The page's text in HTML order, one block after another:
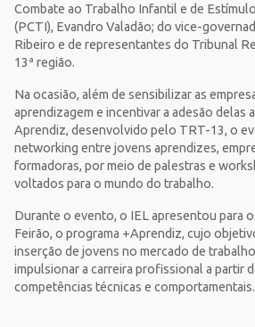
Combate ao Trabalho Infantil e de
(PCTI), Evandro Valadão; do vice-
Ribeiro e de representantes do Tribunal
13ª região.
Na ocasião, além de sensibilizar as
aprendizagem e incentivar a adesão delas
Aprendiz, desenvolvido pelo TRT-13, o
networking entre jovens aprendizes,
formadoras, por meio de palestras e
voltados para o mundo do trabalho.
Durante o evento, o IEL apresentou para
Feirão, o programa +Aprendiz, cujo
inserção de jovens no mercado de
impulsionar a carreira profissional a partir
competências técnicas e comportamentais.